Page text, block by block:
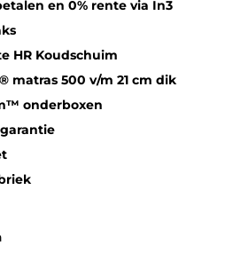
en 0% rente via In3
HR Koudschuim
matras 500 v/m 21 cm dik
onderboxen